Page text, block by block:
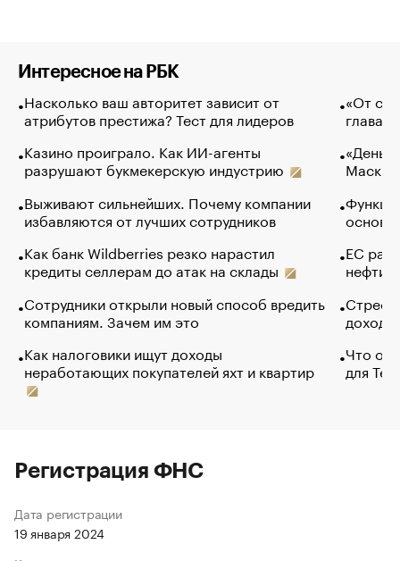
Интересное на РБК
Насколько ваш авторитет зависит от
атрибутов престижа? Тест для лидеров
Казино проиграло. Как ИИ-агенты
разрушают букмекерскую индустрию
Выживают сильнейших. Почему компании
избавляются от лучших сотрудников
Как банк Wildberries резко нарастил
кредиты селлерам до атак на склады
Сотрудники открыли новый способ вредить
компаниям. Зачем им это
Как налоговики ищут доходы
неработающих покупателей яхт и квартир
«От
глава
Маск в
основ
ЕС
нефти
Что
для
Регистрация ФНС
Дата регистрации
19 января 2024